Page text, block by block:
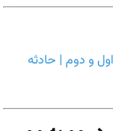
و دوم | حادثه